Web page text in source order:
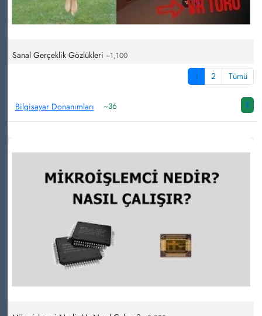
Sanal Gerçeklik Gözlükleri ~1,100
1 2 Tümü
Bilgisayar Donanımları ~36